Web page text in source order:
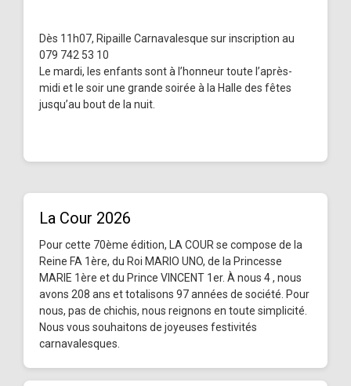
Dès 11h07, Ripaille Carnavalesque sur inscription au
079 742 53 10
Le mardi, les enfants sont à l’honneur toute l’après-
midi et le soir une grande soirée à la Halle des fêtes
jusqu’au bout de la nuit.
La Cour 2026
Pour cette 70ème édition, LA COUR se compose de la
Reine FA 1ère, du Roi MARIO UNO, de la Princesse
MARIE 1ère et du Prince VINCENT 1er. À nous 4 , nous
avons 208 ans et totalisons 97 années de société. Pour
nous, pas de chichis, nous reignons en toute simplicité.
Nous vous souhaitons de joyeuses festivités
carnavalesques.